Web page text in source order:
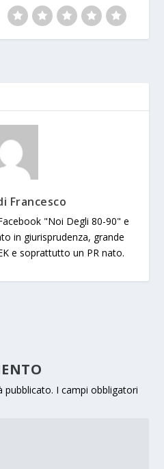
k
Francesco
"Noi Degli 80-90" e
in giurisprudenza, grande
e soprattutto un PR nato.
pubblicato. I campi obbligatori